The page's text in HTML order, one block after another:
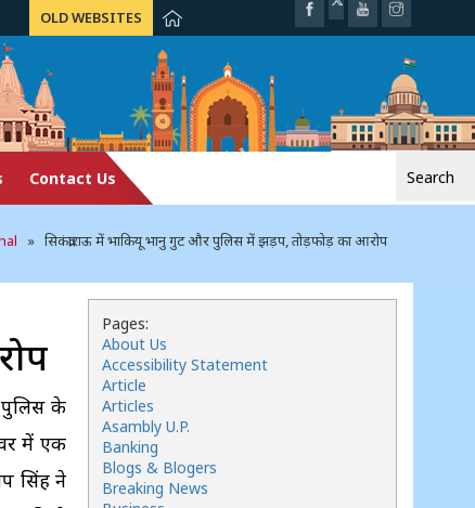
OLD WEBSITES
Contact Us
» सिकंद्राराऊ में भाकियू भानु गुट और पुलिस में झड़प, तोड़फोड़ का आरोप
पुलिस के
में एक
सिंह ने
Pages:
About Us
Accessibility Statement
Article
Articles
Asambly U.P.
Banking
Blogs & Blogers
Breaking News